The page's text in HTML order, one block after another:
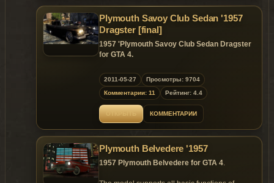
Plymouth Savoy Club Sedan '1957
Dragster [final]
1957 'Plymouth Savoy Club Sedan Dragster
for GTA 4.
Repalaces: sabre
2011-05-27
Просмотры: 9704
Комментарии: 11
Рейтинг: 4.4
КОММЕНТАРИИ
Plymouth Belvedere '1957
1957 Plymouth Belvedere for GTA 4.